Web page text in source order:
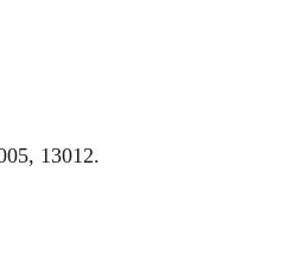
13012.